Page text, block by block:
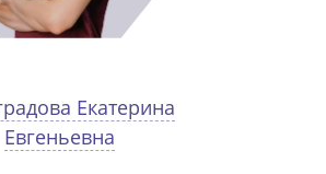
Екатерина
Евгеньевна